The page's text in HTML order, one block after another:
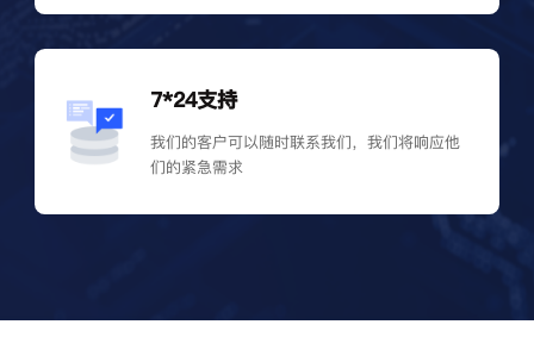
7*24支持
我们的客户可以随时联系我们，我们将响应他
们的紧急需求